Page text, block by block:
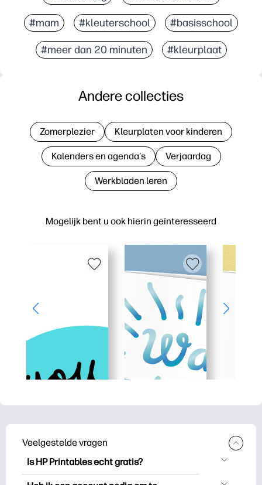
#mam #kleuterschool #basisschool
#meer dan 20 minuten #kleurplaat
Mogelijk bent u ook hierin geïnteresseerd
Andere collecties
Zomerplezier Kleurplaten voor kinderen
Kalenders en agenda's Verjaardag
Werkbladen leren
Veelgestelde vragen
Is HP Printables echt gratis?
HP Printables biedt meer dan 2.500